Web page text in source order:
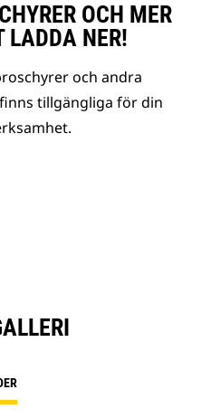
OCH MER
LADDA NER!
och andra
tillgängliga för din